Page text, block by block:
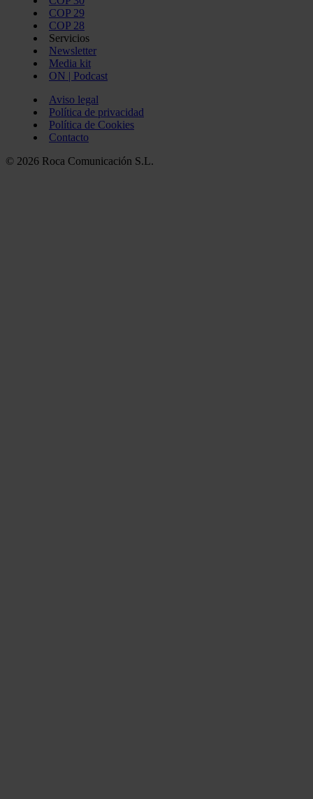
COP 29
COP 28
Servicios
Newsletter
Media kit
ON | Podcast
Aviso legal
Política de privacidad
Política de Cookies
Contacto
© 2026 Roca Comunicación S.L.